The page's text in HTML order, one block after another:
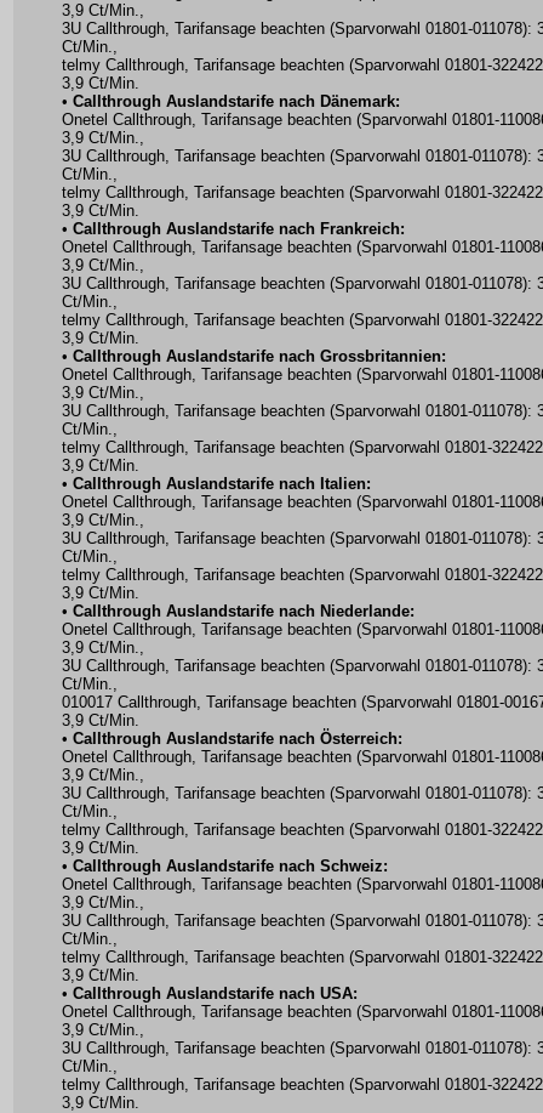
3,9 Ct/Min.,
3U Callthrough, Tarifansage beachten (Sparvorwahl 01801-011078):
Ct/Min.,
telmy Callthrough, Tarifansage beachten (Sparvorwahl 01801-
3,9 Ct/Min.
• Callthrough Auslandstarife nach Dänemark:
Onetel Callthrough, Tarifansage beachten (Sparvorwahl 01801-
3,9 Ct/Min.,
3U Callthrough, Tarifansage beachten (Sparvorwahl 01801-011078):
Ct/Min.,
telmy Callthrough, Tarifansage beachten (Sparvorwahl 01801-
3,9 Ct/Min.
• Callthrough Auslandstarife nach Frankreich:
Onetel Callthrough, Tarifansage beachten (Sparvorwahl 01801-
3,9 Ct/Min.,
3U Callthrough, Tarifansage beachten (Sparvorwahl 01801-011078):
Ct/Min.,
telmy Callthrough, Tarifansage beachten (Sparvorwahl 01801-
3,9 Ct/Min.
• Callthrough Auslandstarife nach Grossbritannien:
Onetel Callthrough, Tarifansage beachten (Sparvorwahl 01801-
3,9 Ct/Min.,
3U Callthrough, Tarifansage beachten (Sparvorwahl 01801-011078):
Ct/Min.,
telmy Callthrough, Tarifansage beachten (Sparvorwahl 01801-
3,9 Ct/Min.
• Callthrough Auslandstarife nach Italien:
Onetel Callthrough, Tarifansage beachten (Sparvorwahl 01801-
3,9 Ct/Min.,
3U Callthrough, Tarifansage beachten (Sparvorwahl 01801-011078):
Ct/Min.,
telmy Callthrough, Tarifansage beachten (Sparvorwahl 01801-
3,9 Ct/Min.
• Callthrough Auslandstarife nach Niederlande:
Onetel Callthrough, Tarifansage beachten (Sparvorwahl 01801-
3,9 Ct/Min.,
3U Callthrough, Tarifansage beachten (Sparvorwahl 01801-011078):
Ct/Min.,
010017 Callthrough, Tarifansage beachten (Sparvorwahl 01801-
3,9 Ct/Min.
• Callthrough Auslandstarife nach Österreich:
Onetel Callthrough, Tarifansage beachten (Sparvorwahl 01801-
3,9 Ct/Min.,
3U Callthrough, Tarifansage beachten (Sparvorwahl 01801-011078):
Ct/Min.,
telmy Callthrough, Tarifansage beachten (Sparvorwahl 01801-
3,9 Ct/Min.
• Callthrough Auslandstarife nach Schweiz:
Onetel Callthrough, Tarifansage beachten (Sparvorwahl 01801-
3,9 Ct/Min.,
3U Callthrough, Tarifansage beachten (Sparvorwahl 01801-011078):
Ct/Min.,
telmy Callthrough, Tarifansage beachten (Sparvorwahl 01801-
3,9 Ct/Min.
• Callthrough Auslandstarife nach USA:
Onetel Callthrough, Tarifansage beachten (Sparvorwahl 01801-
3,9 Ct/Min.,
3U Callthrough, Tarifansage beachten (Sparvorwahl 01801-011078):
Ct/Min.,
telmy Callthrough, Tarifansage beachten (Sparvorwahl 01801-
3,9 Ct/Min.